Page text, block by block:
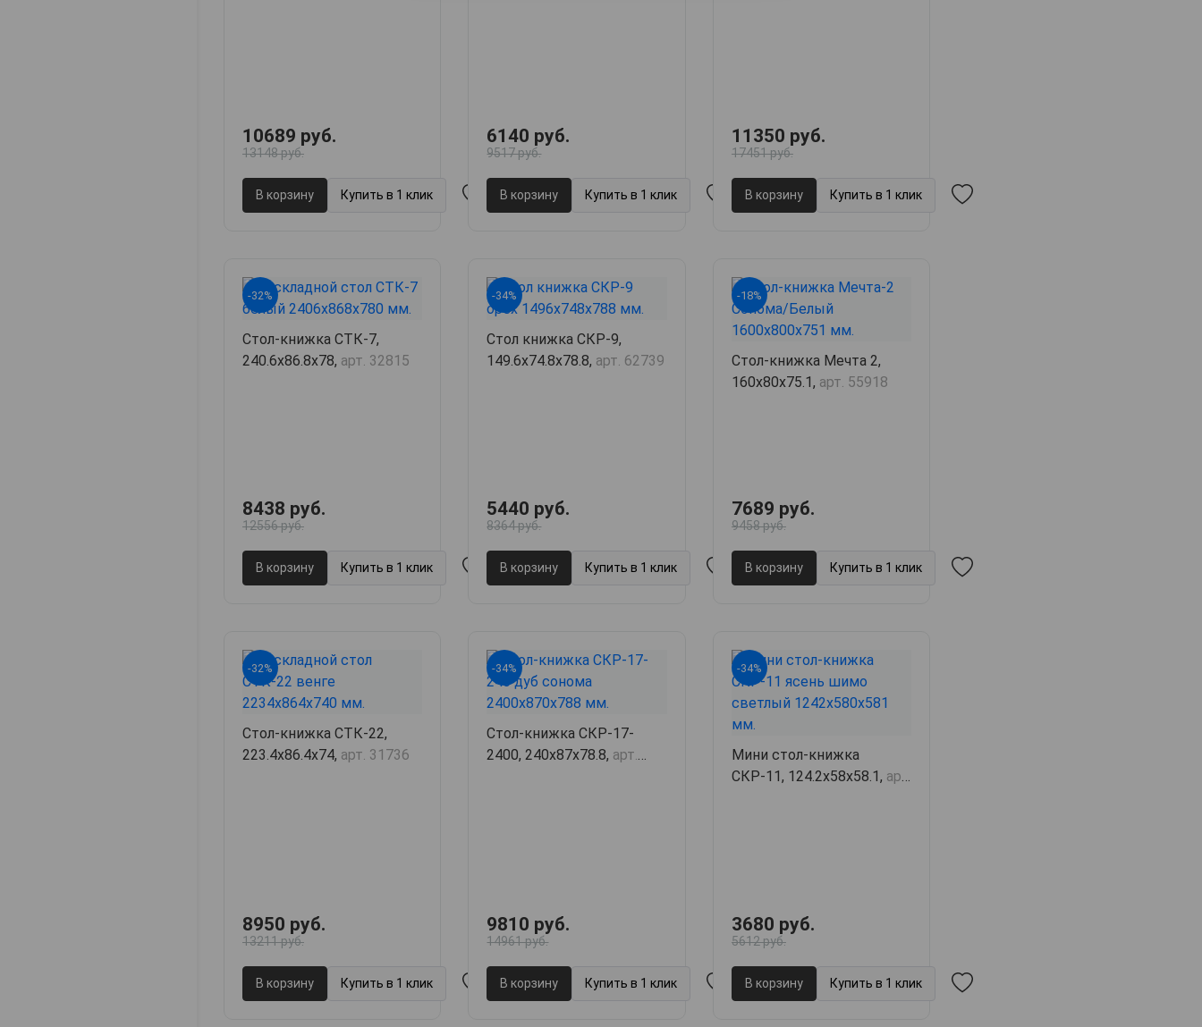
10689 руб.
13148 руб.
В корзину Купить в 1 клик
6140 руб.
9517 руб.
В корзину Купить в 1 клик
11350 руб.
17451 руб.
В корзину Купить в 1 клик
-32%
Стол-книжка СТК-7,
240.6х86.8х78, арт. 32815
8438 руб.
12556 руб.
В корзину Купить в 1 клик
-34%
Стол книжка СКР-9,
149.6х74.8х78.8, арт. 62739
5440 руб.
8364 руб.
В корзину Купить в 1 клик
-18%
Стол-книжка Мечта 2,
160х80х75.1, арт. 55918
7689 руб.
9458 руб.
В корзину Купить в 1 клик
-32%
Стол-книжка СТК-22,
223.4х86.4х74, арт. 31736
8950 руб.
13211 руб.
В корзину Купить в 1 клик
-34%
Стол-книжка СКР-17-
2400, 240х87х78.8, арт.
9810 руб.
14961 руб.
В корзину Купить в 1 клик
-34%
Мини стол-книжка
СКР-11, 124.2х58х58.1, арт.
3680 руб.
5612 руб.
В корзину Купить в 1 клик